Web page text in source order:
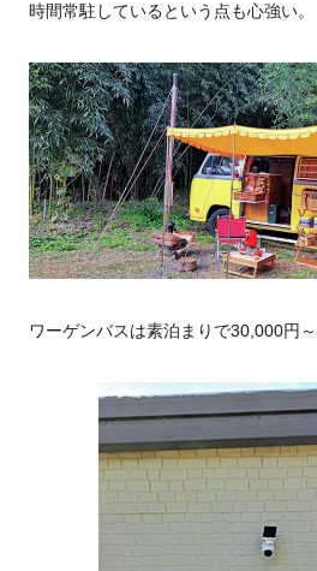
時間常駐しているという点も心強い。
ワーゲンバスは素泊まりで30,000円～